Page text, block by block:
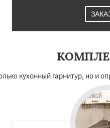
кухонный гарнитур, но и